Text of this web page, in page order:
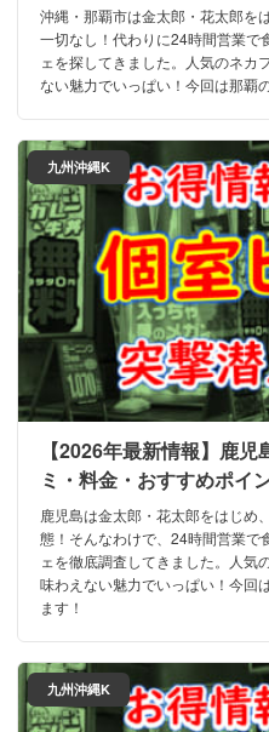
沖縄・那覇市は金太郎・花太郎を
一切なし！代わりに24時間営業で
ェを探してきました。人気のネカ
ない魅力でいっぱい！今回は那覇
九州沖縄K
【2026年最新情報】鹿
ミ・料金・おすすめポイ
鹿児島は金太郎・花太郎をはじめ
態！そんなわけで、24時間営業で
ェを徹底調査してきました。人気
味わえない魅力でいっぱい！今回
ます！
九州沖縄K